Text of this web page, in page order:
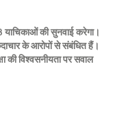
याचिकाओं की सुनवाई करेगा।
के आरोपों से संबंधित हैं।
की विश्वसनीयता पर सवाल